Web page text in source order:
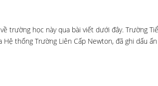
trường học này qua bài viết dưới đây. Trường
thống Trường Liên Cấp Newton, đã ghi dấu